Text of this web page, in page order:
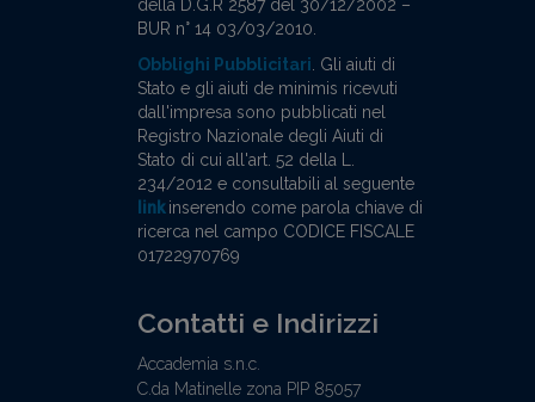
della D.G.R 2587 del 30/12/2002 –
BUR n° 14 03/03/2010.
Obblighi Pubblicitari . Gli aiuti di
Stato e gli aiuti de minimis ricevuti
dall'impresa sono pubblicati nel
Registro Nazionale degli Aiuti di
Stato di cui all'art. 52 della L.
234/2012 e consultabili al seguente
link inserendo come parola chiave di
ricerca nel campo CODICE FISCALE
01722970769
Contatti e Indirizzi
Accademia s.n.c.
C.da Matinelle zona PIP 85057